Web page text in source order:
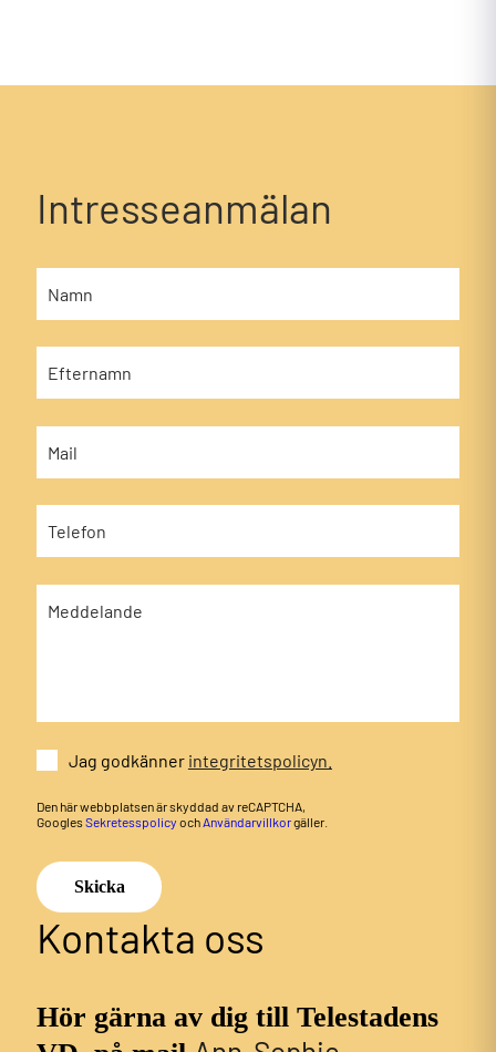
Intresseanmälan
Jag godkänner integritetspolicyn.
Den här webbplatsen är skyddad av reCAPTCHA,
GooglesSekretesspolicy och Användarvillkorgäller.
Skicka
Kontakta oss
Hör gärna av dig till Telestadens